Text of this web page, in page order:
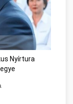
Nyírtura